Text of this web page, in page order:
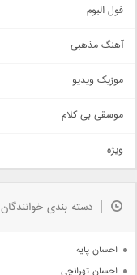
اجتماعی
حماسی
سنتی
اهنگ بندرعباسی
دمو
مذهبی
جدیدترین ها
فول البوم
آهنگ مذهبی
موزیک ویدیو
موسقی بی کلام
ویژه
دسته بندی خوانندگان
احسان پایه
احسان تهرانچی